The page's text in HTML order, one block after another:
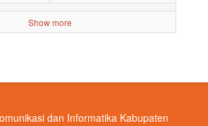
Show more
dan Informatika Kabupaten